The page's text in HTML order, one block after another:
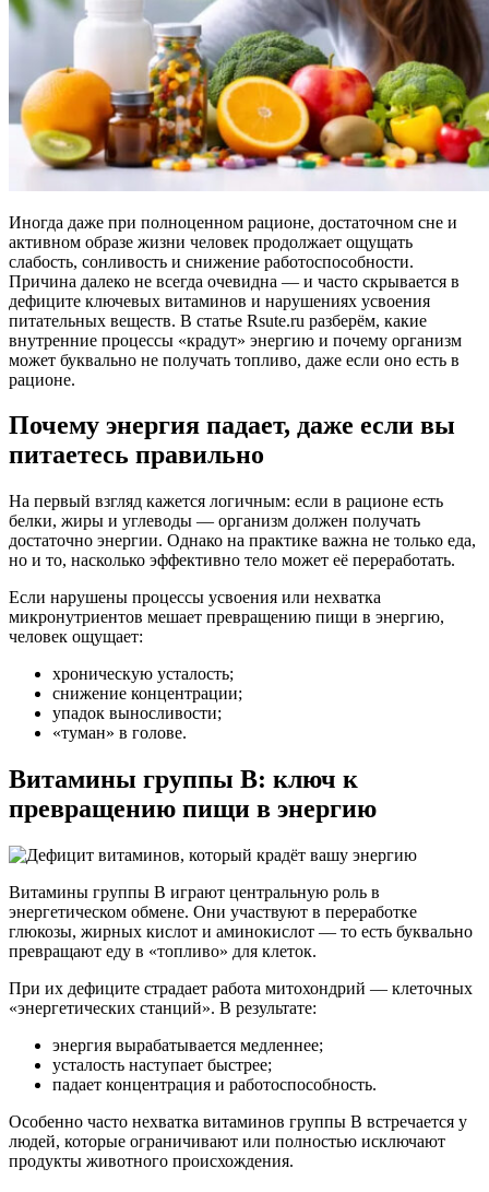
Иногда даже при полноценном рационе, достаточном сне и
активном образе жизни человек продолжает ощущать
слабость, сонливость и снижение работоспособности.
Причина далеко не всегда очевидна — и часто скрывается в
дефиците ключевых витаминов и нарушениях усвоения
питательных веществ. В статье Rsute.ru разберём, какие
внутренние процессы «крадут» энергию и почему организм
может буквально не получать топливо, даже если оно есть в
рационе.
Почему энергия падает, даже если вы
питаетесь правильно
На первый взгляд кажется логичным: если в рационе есть
белки, жиры и углеводы — организм должен получать
достаточно энергии. Однако на практике важна не только еда,
но и то, насколько эффективно тело может её переработать.
Если нарушены процессы усвоения или нехватка
микронутриентов мешает превращению пищи в энергию,
человек ощущает:
хроническую усталость;
снижение концентрации;
упадок выносливости;
«туман» в голове.
Витамины группы B: ключ к
превращению пищи в энергию
Витамины группы B играют центральную роль в
энергетическом обмене. Они участвуют в переработке
глюкозы, жирных кислот и аминокислот — то есть буквально
превращают еду в «топливо» для клеток.
При их дефиците страдает работа митохондрий — клеточных
«энергетических станций». В результате:
энергия вырабатывается медленнее;
усталость наступает быстрее;
падает концентрация и работоспособность.
Особенно часто нехватка витаминов группы B встречается у
людей, которые ограничивают или полностью исключают
продукты животного происхождения.